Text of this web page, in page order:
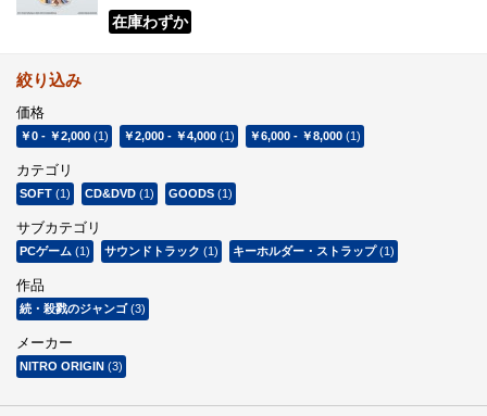
在庫わずか
絞り込み
価格
￥0 - ￥2,000 (1) ￥2,000 - ￥4,000 (1) ￥6,000 - ￥8,000 (1)
カテゴリ
SOFT (1) CD&DVD (1) GOODS (1)
サブカテゴリ
PCゲーム (1) サウンドトラック (1) キーホルダー・ストラップ(1)
作品
続・殺戮のジャンゴ(3)
メーカー
NITRO ORIGIN (3)